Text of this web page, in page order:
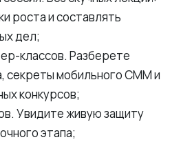
роста и составлять
дел;
классов. Разберете
секреты мобильного СММ и
конкурсов;
Увидите живую защиту
этапа;